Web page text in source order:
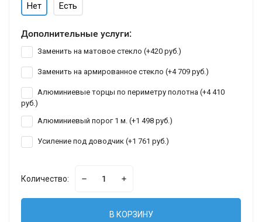
Нет Есть
Дополнительные услуги:
Заменить на матовое стекло (+420 руб.)
Заменить на армированное стекло (+4 709 руб.)
Алюминиевые торцы по периметру полотна (+4 410
руб.)
Алюминиевый порог 1 м. (+1 498 руб.)
Усиление под доводчик (+1 761 руб.)
Количество:
В КОРЗИНУ